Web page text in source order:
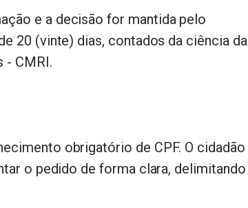
e a decisão for mantida pelo
20 (vinte) dias, contados da ciência da
- CMRI.
obrigatório de CPF. O cidadão
o pedido de forma clara, delimitando